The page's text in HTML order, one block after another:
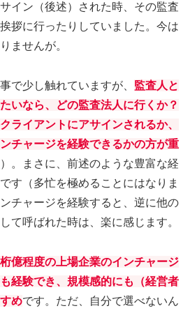
イン（後述）された時、その監査
拶に行ったりしていました。今は
ませんが。
で少し触れていますが、 監査人と
いなら、どの監査法人に行くか？
ライアントにアサインされるか、
チャージを経験できるかの方が重
）。まさに、前述のような豊富な経
す（多忙を極めることにはなりま
チャージを経験すると、逆に他の
て呼ばれた時は、楽に感じます。
億程度の上場企業のインチャージ
経験でき、規模感的にも（経営者
めです。ただ、自分で選べないん